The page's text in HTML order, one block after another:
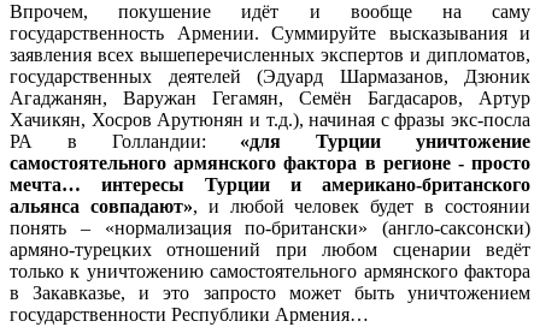
Впрочем, покушение идёт и вообще на саму
государственность Армении. Суммируйте высказывания и
заявления всех вышеперечисленных экспертов и дипломатов,
государственных деятелей (Эдуард Шармазанов, Дзюник
Агаджанян, Варужан Гегамян, Семён Багдасаров, Артур
Хачикян, Хосров Арутюнян и т.д.), начиная с фразы экс-посла
РА в Голландии: «для Турции уничтожение
самостоятельного армянского фактора в регионе - просто
мечта… интересы Турции и американо-британского
альянса совпадают», и любой человек будет в состоянии
понять – «нормализация по-британски» (англо-саксонски)
армяно-турецких отношений при любом сценарии ведёт
только к уничтожению самостоятельного армянского фактора
в Закавказье, и это запросто может быть уничтожением
государственности Республики Армения…